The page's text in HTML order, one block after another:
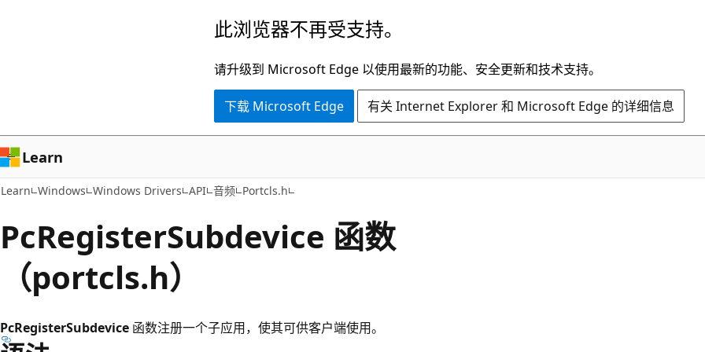
容
此浏览器不再受支持。
请升级到 Microsoft Edge 以使用最新的功能、安全更新和技术支持。
下载 Microsoft Edge 有关 Internet Explorer 和 Microsoft Edge 的详细信息
Learn
Learn Windows Windows Drivers API 音频 Portcls.h
PcRegisterSubdevice 函数
（portcls.h）
PcRegisterSubdevice 函数注册一个子应用，使其可供客户端使用。